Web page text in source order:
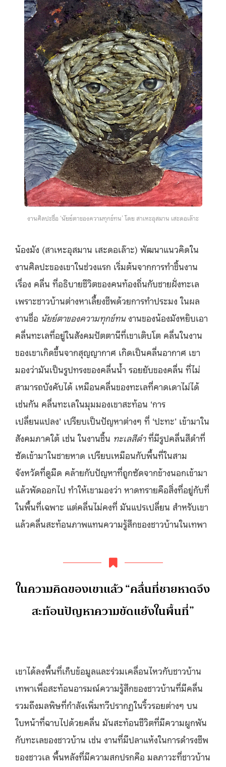
งานศิลปะชื่อ ‘นัยย์ตาของความทุกข์ทน’ โดย สาเหะอุสมาน เสะดอเล๊าะ
น้องมัง (สาเหะอุสมาน เสะดอเล๊าะ) พัฒนาแนวคิดใน
งานศิลปะของเขาในช่วงแรก เริ่มต้นจากการทำชิ้นงาน
เรื่อง คลื่น ที่อธิบายชีวิตของคนท้องถิ่นกับชายฝั่งทะเล
เพราะชาวบ้านต่างหาเลี้ยงชีพด้วยการทำประมง ในผล
งานชื่อ นัยย์ตาของความทุกข์ทนงานของน้องมังหยิบเอา
คลื่นทะเลที่อยู่ในสังคมปัตตานีที่เขาเติบโต คลื่นในงาน
ของเขาเกิดขึ้นจากสุญญากาศ เกิดเป็นคลื่นอากาศ เขา
มองว่ามันเป็นรูปทรงของคลื่นน้ำ รอยยับของคลื่น ที่ไม่
สามารถบังคับได้ เหมือนคลื่นของทะเลที่คาดเดาไม่ได้
เช่นกัน คลื่นทะเลในมุมมองเขาสะท้อน ‘การ
เปลี่ยนแปลง’ เปรียบเป็นปัญหาต่างๆ ที่ ‘ปะทะ’ เข้ามาใน
สังคมภาคใต้ เช่น ในงานชิ้น ทะเลสีดำที่มีรูปคลื่นสีดำที่
ซัดเข้ามาในชายหาด เปรียบเหมือนกับพื้นที่ในสาม
จังหวัดที่ดูมืด คล้ายกับปัญหาที่ถูกซัดจากข้างนอกเข้ามา
แล้วพัดออกไป ทำให้เขามองว่า หาดทรายคือสิ่งที่อยู่กับที่
ในพื้นที่เฉพาะ แต่คลื่นไม่คงที่ มันแปรเปลี่ยน สำหรับเขา
แล้วคลื่นสะท้อนภาพแทนความรู้สึกของชาวบ้านในเทพา
ในความคิดของเขาแล้ว “คลื่นที่ชายหาดจึง
สะท้อนปัญหาความขัดแย้งในพื้นที่”
เขาได้ลงพื้นที่เก็บข้อมูลและร่วมเคลื่อนไหวกับชาวบ้าน
เทพาเพื่อสะท้อนอารมณ์ความรู้สึกของชาวบ้านที่มีคลื่น
รวมถึงมลพิษที่กำลังเพิ่มทวีปรากฏในริ้วรอยต่างๆ บน
ใบหน้าที่ฉาบไปด้วยคลื่น มันสะท้อนชีวิตที่มีความผูกพัน
กับทะเลของชาวบ้าน เช่น งานที่มีปลาแห้งในการดำรงชีพ
ของชาวเล พื้นหลังที่มีความสกปรกคือ มลภาวะที่ชาวบ้าน